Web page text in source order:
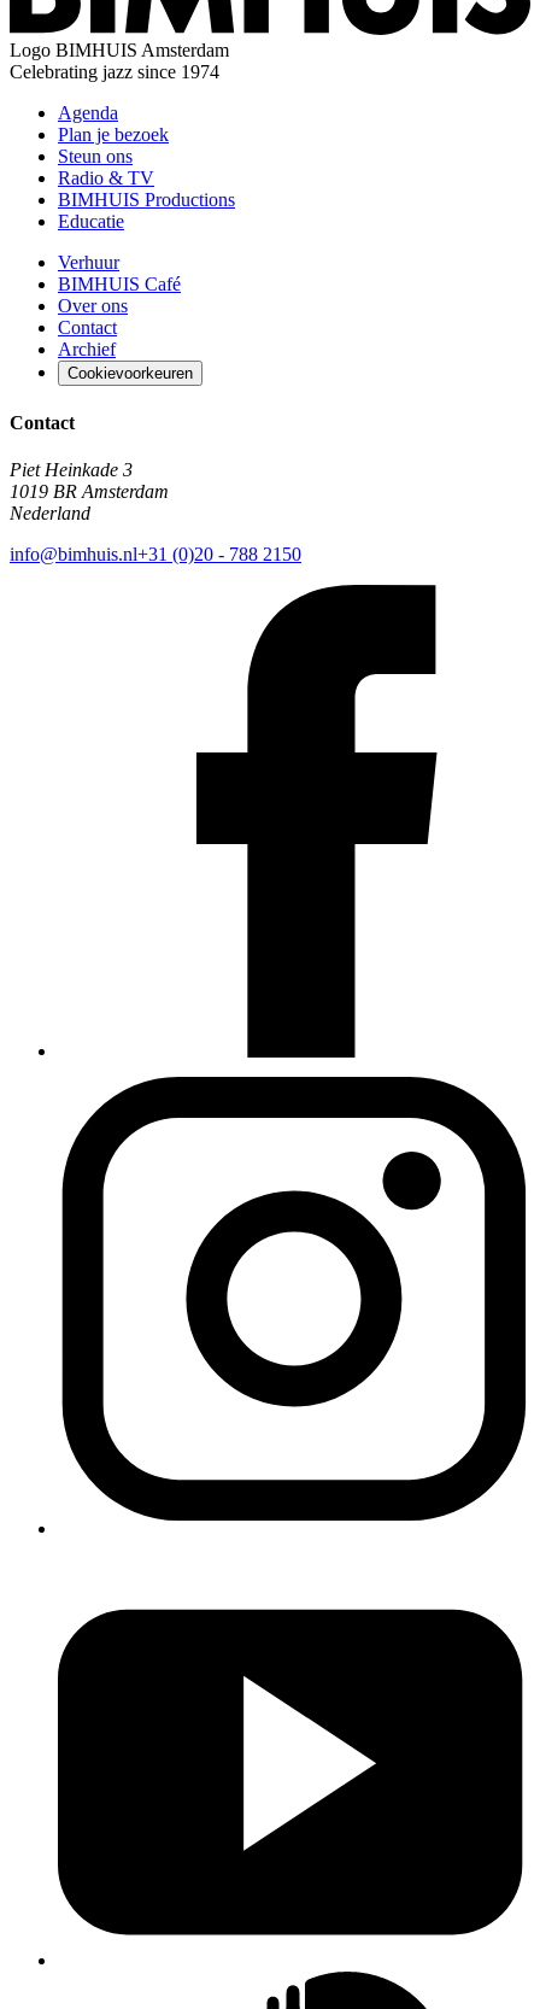
Logo BIMHUIS Amsterdam
Celebrating jazz since 1974
Agenda
Plan je bezoek
Steun ons
Radio & TV
BIMHUIS Productions
Educatie
Verhuur
BIMHUIS Café
Over ons
Contact
Archief
Cookievoorkeuren
Contact
Piet Heinkade 3
1019 BR Amsterdam
Nederland
info@bimhuis.nl+31 (0)20 - 788 2150